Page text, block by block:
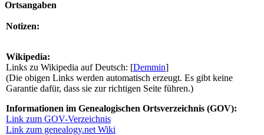
Ortsangaben
Notizen:
Wikipedia:
Links zu Wikipedia auf Deutsch: [Demmin]
(Die obigen Links werden automatisch erzeugt. Es gibt keine
Garantie dafür, dass sie zur richtigen Seite führen.)
Informationen im Genealogischen Ortsverzeichnis (GOV):
Link zum GOV-Verzeichnis
Link zum genealogy.net Wiki